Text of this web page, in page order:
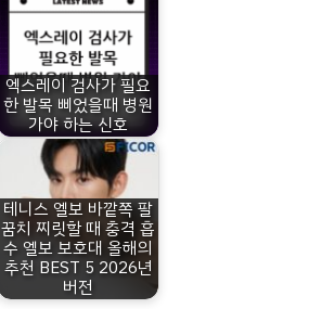
엑스레이 검사가 필요
한 발목 삐었을때 병원
가야 하는 신호
테니스 엘보 바깥쪽 팔
꿈치 찌릿할 때 충격 흡
수 엘보 보호대 올해의
추천 BEST 5 2026년
버전